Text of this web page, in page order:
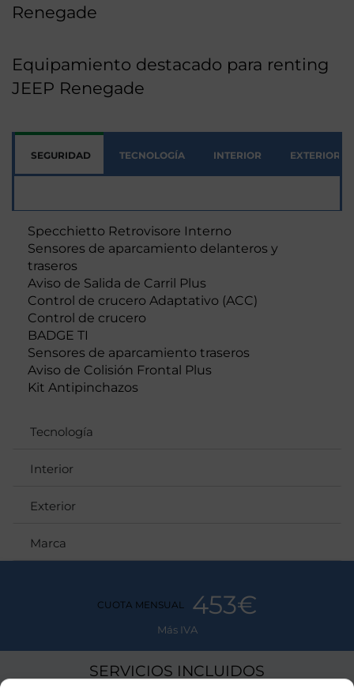
Renegade
Equipamiento destacado para renting
JEEP Renegade
SEGURIDAD TECNOLOGÍA INTERIOR EXTERIOR
Specchietto Retrovisore Interno
Sensores de aparcamiento delanteros y
traseros
Aviso de Salida de Carril Plus
Control de crucero Adaptativo (ACC)
Control de crucero
BADGE TI
Sensores de aparcamiento traseros
Aviso de Colisión Frontal Plus
Kit Antipinchazos
Tecnología
Interior
Exterior
Marca
CUOTA MENSUAL 453€
Más IVA
SERVICIOS INCLUIDOS